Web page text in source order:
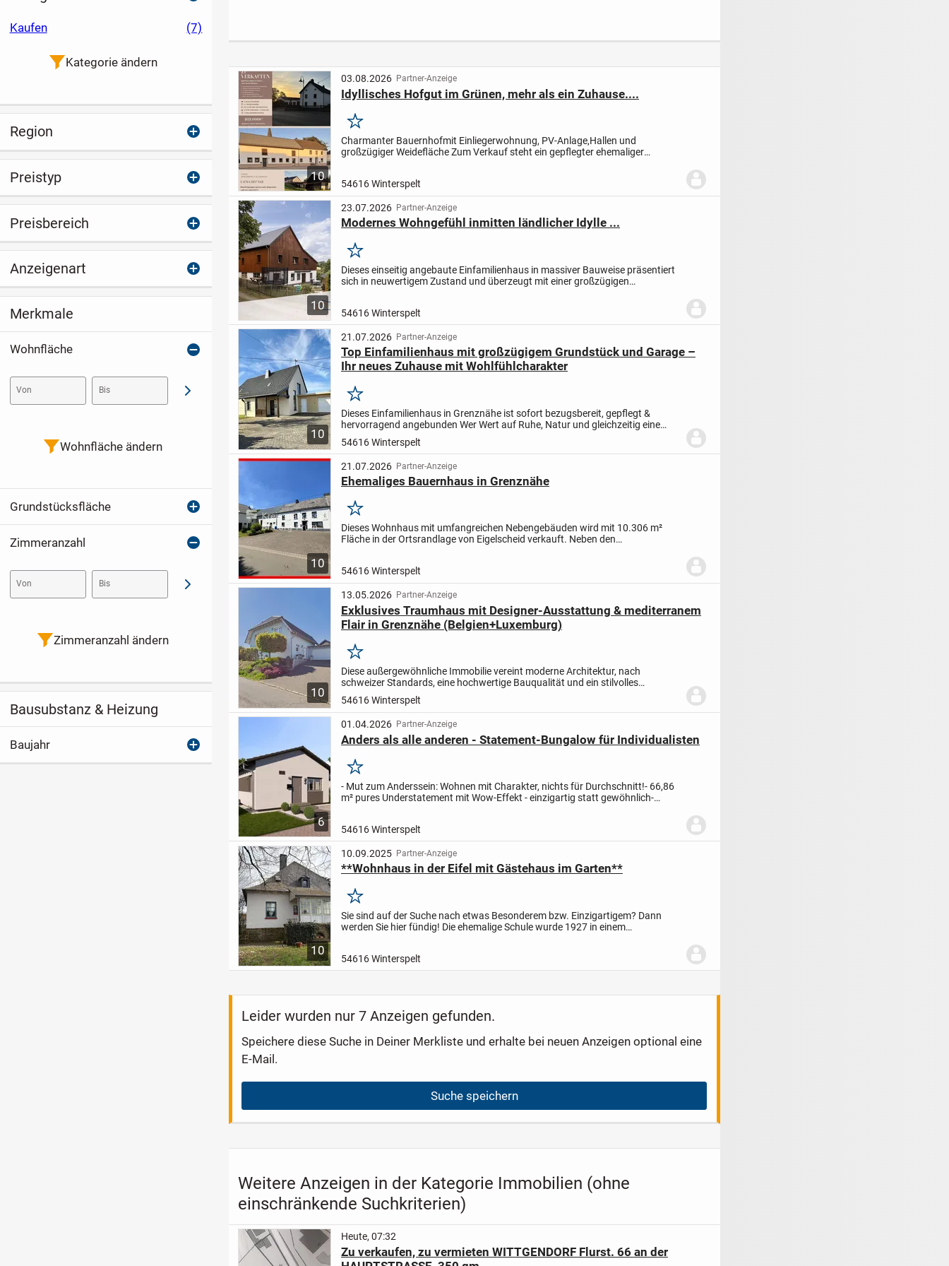
10
03.08.2026 Partner-Anzeige
Idyllisches Hofgut im Grünen, mehr als ein Zuhause....
Merken
Charmanter Bauernhofmit Einliegerwohnung, PV-Anlage,Hallen und
großzügiger WeideflächeZum Verkauf steht ein gepflegter ehemaliger
54616 Winterspelt
10
23.07.2026 Partner-Anzeige
Modernes Wohngefühl inmitten ländlicher Idylle ...
Merken
Dieses einseitig angebaute Einfamilienhaus in massiver Bauweise präsentiert
sich in neuwertigem Zustand und überzeugt mit einer großzügigen
54616 Winterspelt
10
21.07.2026 Partner-Anzeige
Top Einfamilienhaus mit großzügigem Grundstück und Garage –
Ihr neues Zuhause mit Wohlfühlcharakter
Merken
Dieses Einfamilienhaus in Grenznähe ist sofort bezugsbereit, gepflegt &
hervorragend angebunden Wer Wert auf Ruhe, Natur und gleichzeitig eine
hervorragende Erreichbarkeit legt, wird hier fündig:...
54616 Winterspelt
10
21.07.2026 Partner-Anzeige
Ehemaliges Bauernhaus in Grenznähe
Merken
Dieses Wohnhaus mit umfangreichen Nebengebäuden wird mit 10.306 m²
Fläche in der Ortsrandlage von Eigelscheid verkauft. Neben den
54616 Winterspelt
10
13.05.2026 Partner-Anzeige
Exklusives Traumhaus mit Designer-Ausstattung & mediterranem
Flair in Grenznähe (Belgien+Luxemburg)
Merken
Diese außergewöhnliche Immobilie vereint moderne Architektur, nach
schweizer Standards, eine hochwertige Bauqualität und ein stilvolles
Wohnkonzept zu einem besonderen Zuhause mit einzigartigem...
54616 Winterspelt
6
01.04.2026 Partner-Anzeige
Anders als alle anderen - Statement-Bungalow für Individualisten
Merken
- Mut zum Anderssein: Wohnen mit Charakter, nichts für Durchschnitt!- 66,86
m² pures Understatement mit Wow-Effekt - einzigartig statt gewöhnlich-
54616 Winterspelt
10
10.09.2025 Partner-Anzeige
**Wohnhaus in der Eifel mit Gästehaus im Garten**
Merken
Sie sind auf der Suche nach etwas Besonderem bzw. Einzigartigem? Dann
werden Sie hier fündig! Die ehemalige Schule wurde 1927 in einem
54616 Winterspelt
Leider wurden nur 7 Anzeigen gefunden.
Speichere diese Suche in Deiner Merkliste und erhalte bei neuen Anzeigen optional eine
E-Mail.
Suche speichern
Weitere Anzeigen in der Kategorie Immobilien (ohne
einschränkende Suchkriterien)
Heute, 07:32
Zu verkaufen, zu vermieten WITTGENDORF Flurst. 66 an der
Kaufen (7)
Kategorie ändern
Region
Preistyp
Preisbereich
Anzeigenart
Merkmale
Wohnfläche
Von Bis Abschicken
Wohnfläche ändern
Grundstücksfläche
Zimmeranzahl
Von Bis Abschicken
Zimmeranzahl ändern
Bausubstanz & Heizung
Baujahr